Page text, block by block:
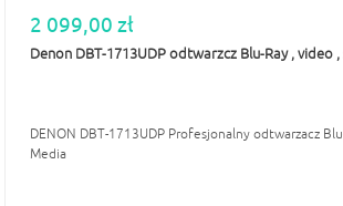
2 099,00 zł
Denon DBT-1713UDP odtwarzcz Blu-Ray , video
DENON DBT-1713UDP Profesjonalny odtwarzacz
Media